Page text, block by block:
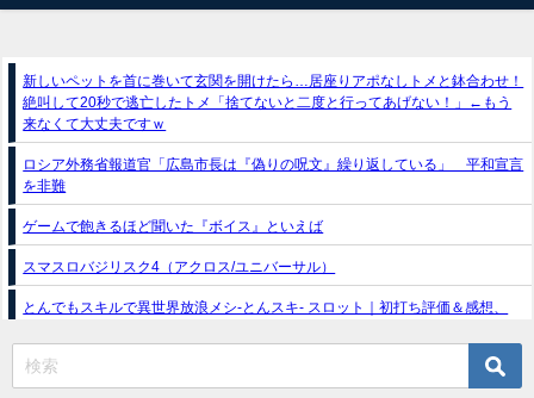
新しいペットを首に巻いて玄関を開けたら…居座りアポなしトメと鉢合わせ！
絶叫して20秒で逃亡したトメ「捨てないと二度と行ってあげない！」←もう
来なくて大丈夫ですｗ
ロシア外務省報道官「広島市長は『偽りの呪文』繰り返している」 平和宣言
を非難
ゲームで飽きるほど聞いた『ボイス』といえば
スマスロバジリスク4（アクロス/ユニバーサル）
とんでもスキルで異世界放浪メシ-とんスキ- スロット｜初打ち評価＆感想、
e獣王-獅子の一撃-｜スペック・攻略情報